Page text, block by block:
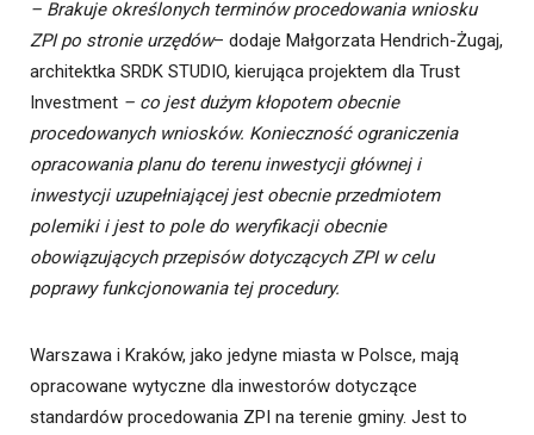
– Brakuje określonych terminów procedowania wniosku
ZPI po stronie urzędów– dodaje Małgorzata Hendrich-Żugaj,
architektka SRDK STUDIO, kierująca projektem dla Trust
Investment – co jest dużym kłopotem obecnie
procedowanych wniosków. Konieczność ograniczenia
opracowania planu do terenu inwestycji głównej i
inwestycji uzupełniającej jest obecnie przedmiotem
polemiki i jest to pole do weryfikacji obecnie
obowiązujących przepisów dotyczących ZPI w celu
poprawy funkcjonowania tej procedury.
Warszawa i Kraków, jako jedyne miasta w Polsce, mają
opracowane wytyczne dla inwestorów dotyczące
standardów procedowania ZPI na terenie gminy. Jest to